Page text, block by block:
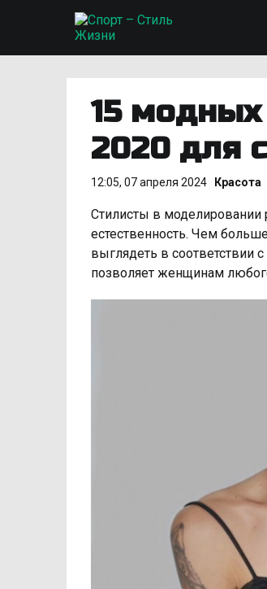
15
2020 для
12:05, 07 апреля 2024 Красота
Стилисты в моделировании
естественность. Чем
выглядеть в
позволяет женщинам